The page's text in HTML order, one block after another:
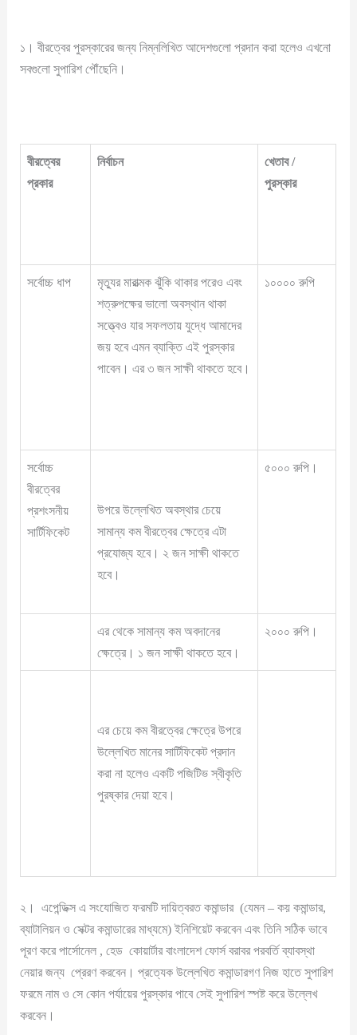
১। বীরত্বের পুরস্কারের জন্য নিম্নলিখিত আদেশগুলো প্রদান করা হলেও এখনো
সবগুলো সুপারিশ পৌঁছেনি।
বীরত্বের
প্রকার
নির্বাচন
খেতাব /
পুরস্কার
সর্বোচ্চ ধাপ
মৃত্যুর মারাত্মক ঝুঁকি থাকার পরেও এবং
শত্রুপক্ষের ভালো অবস্থান থাকা
সত্ত্বেও যার সফলতায় যুদ্ধে আমাদের
জয় হবে এমন ব্যাক্তি এই পুরস্কার
পাবেন। এর ৩ জন সাক্ষী থাকতে হবে।
১০০০০ রুপি
সর্বোচ্চ
বীরত্বের
প্রশংসনীয়
সার্টিফিকেট
উপরে উল্লেখিত অবস্থার চেয়ে
সামান্য কম বীরত্বের ক্ষেত্রে এটা
প্রযোজ্য হবে। ২ জন সাক্ষী থাকতে
হবে।
৫০০০ রুপি।
এর থেকে সামান্য কম অবদানের
ক্ষেত্রে। ১ জন সাক্ষী থাকতে হবে।
২০০০ রুপি।
এর চেয়ে কম বীরত্বের ক্ষেত্রে উপরে
উল্লেখিত মানের সার্টিফিকেট প্রদান
করা না হলেও একটি পজিটিভ স্বীকৃতি
পুরষ্কার দেয়া হবে।
২। এপেন্ডিক্স এ সংযোজিত ফরমটি দায়িত্বরত কমান্ডার (যেমন – কয় কমান্ডার,
ব্যাটালিয়ন ও সেক্টর কমান্ডারের মাধ্যমে) ইনিশিয়েট করবেন এবং তিনি সঠিক ভাবে
পূরণ করে পার্সোনেল , হেড কোয়ার্টার বাংলাদেশ ফোর্স বরাবর পরবর্তি ব্যাবস্থা
নেয়ার জন্য প্রেরণ করবেন। প্রত্যেক উল্লেখিত কমান্ডারগণ নিজ হাতে সুপারিশ
ফরমে নাম ও সে কোন পর্যায়ের পুরস্কার পাবে সেই সুপারিশ স্পষ্ট করে উল্লেখ
করবেন।